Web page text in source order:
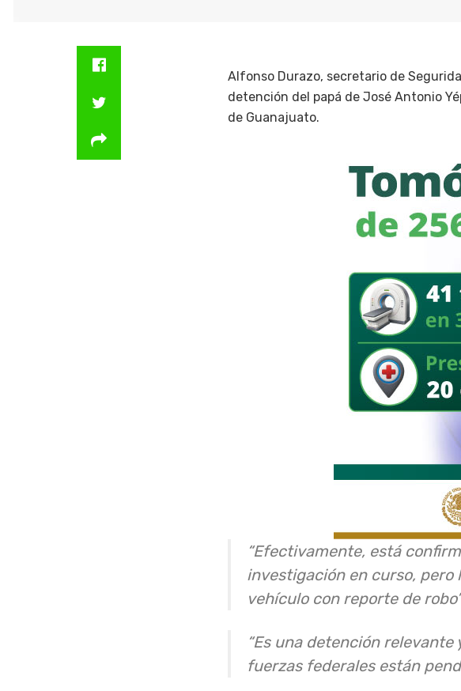
Alfonso Durazo, secretario de
detención del papá de José Antonio
de Guanajuato.
“Efectivamente, está
investigación en curso,
vehículo con reporte de
“Es una detención
fuerzas federales están